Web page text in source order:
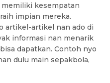
kesempatan
impian mereka.
artikel-artikel nan ado di
informasi nan menarik
dapatkan. Contoh nyo
dulu main sepakbola,